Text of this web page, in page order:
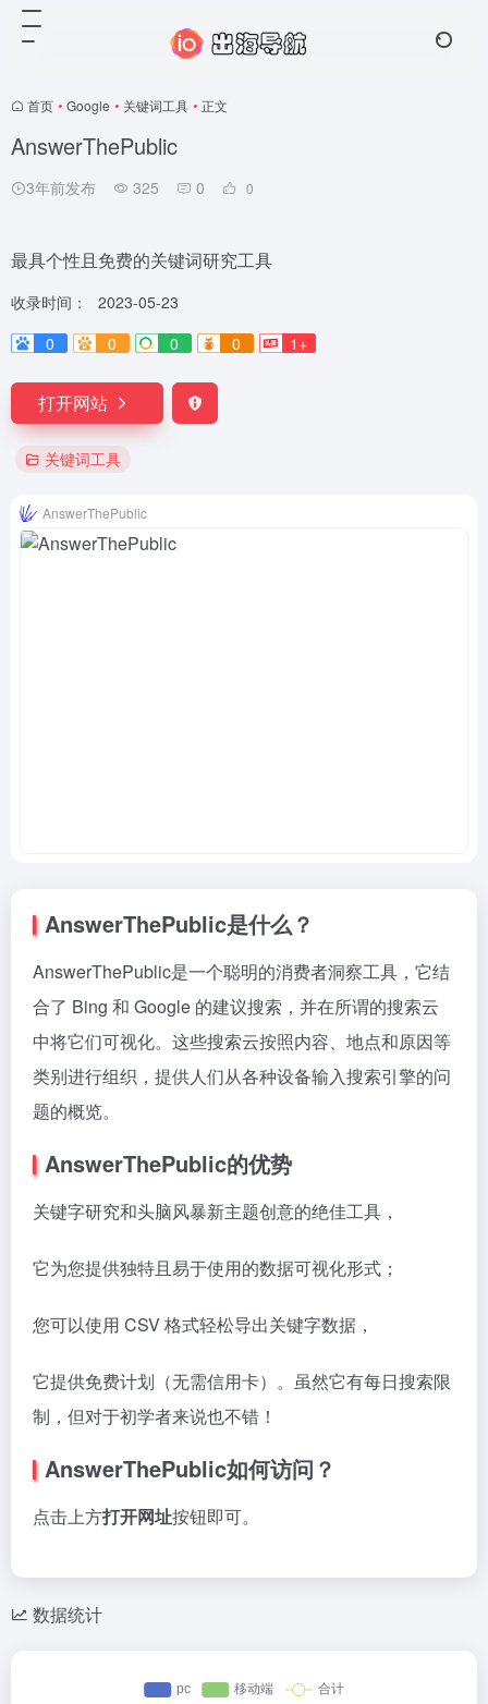
首页 • Google • 关键词工具 • 正文
AnswerThePublic
3年前发布 325 0 0
最具个性且免费的关键词研究工具
收录时间：
2023-05-23
0
0 0 0 1+
打开网站
关键词工具
AnswerThePublic
AnswerThePublic是什么？
AnswerThePublic是一个聪明的消费者洞察工具，它结
合了 Bing 和 Google 的建议搜索，并在所谓的搜索云
中将它们可视化。这些搜索云按照内容、地点和原因等
类别进行组织，提供人们从各种设备输入搜索引擎的问
题的概览。
AnswerThePublic的优势
关键字研究和头脑风暴新主题创意的绝佳工具，
它为您提供独特且易于使用的数据可视化形式；
您可以使用 CSV 格式轻松导出关键字数据，
它提供免费计划（无需信用卡）。虽然它有每日搜索限
制，但对于初学者来说也不错！
AnswerThePublic如何访问？
点击上方打开网址按钮即可。
数据统计